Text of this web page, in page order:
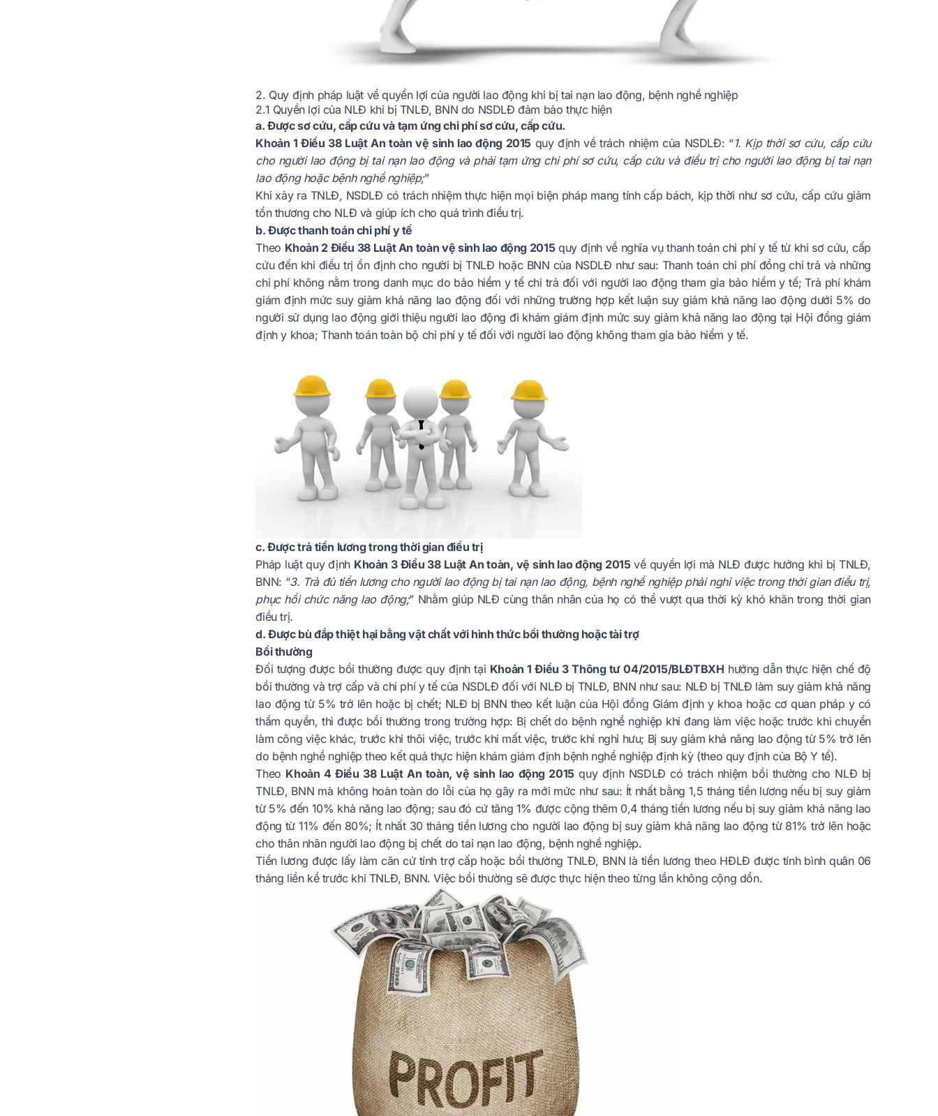
2. Quy định pháp luật về quyền lợi của người lao động khi bị tai nạn lao động, bệnh nghề nghiệp
2.1 Quyền lợi của NLĐ khi bị TNLĐ, BNN do NSDLĐ đảm bảo thực hiện
a. Được sơ cứu, cấp cứu và tạm ứng chi phí sơ cứu, cấp cứu.
Khoản 1 Điều 38 Luật An toàn vệ sinh lao động 2015quy định về trách nhiệm của NSDLĐ: “1. Kịp thời sơ cứu, cấp cứu
cho người lao động bị tai nạn lao động và phải tạm ứng chi phí sơ cứu, cấp cứu và điều trị cho người lao động bị tai nạn
lao động hoặc bệnh nghề nghiệp;”
Khi xảy ra TNLĐ, NSDLĐ có trách nhiệm thực hiện mọi biện pháp mang tính cấp bách, kịp thời như sơ cứu, cấp cứu giảm
tổn thương cho NLĐ và giúp ích cho quá trình điều trị.
b. Được thanh toán chi phí y tế
Theo Khoản 2 Điều 38 Luật An toàn vệ sinh lao động 2015quy định về nghĩa vụ thanh toán chi phí y tế từ khi sơ cứu, cấp
cứu đến khi điều trị ổn định cho người bị TNLĐ hoặc BNN của NSDLĐ như sau: Thanh toán chi phí đồng chi trả và những
chi phí không nằm trong danh mục do bảo hiểm y tế chi trả đối với người lao động tham gia bảo hiểm y tế; Trả phí khám
giám định mức suy giảm khả năng lao động đối với những trường hợp kết luận suy giảm khả năng lao động dưới 5% do
người sử dụng lao động giới thiệu người lao động đi khám giám định mức suy giảm khả năng lao động tại Hội đồng giám
định y khoa; Thanh toán toàn bộ chi phí y tế đối với người lao động không tham gia bảo hiểm y tế.
c. Được trả tiền lương trong thời gian điều trị
Pháp luật quy định Khoản 3 Điều 38 Luật An toàn, vệ sinh lao động 2015về quyền lợi mà NLĐ được hưởng khi bị TNLĐ,
BNN: “3. Trả đủ tiền lương cho người lao động bị tai nạn lao động, bệnh nghề nghiệp phải nghỉ việc trong thời gian điều trị,
phục hồi chức năng lao động;” Nhằm giúp NLĐ cùng thân nhân của họ có thể vượt qua thời kỳ khó khăn trong thời gian
điều trị.
d. Được bù đắp thiệt hại bằng vật chất với hình thức bồi thường hoặc tài trợ
Bồi thường
Đối tượng được bồi thường được quy định tại Khoản 1 Điều 3 Thông tư 04/2015/BLĐTBXH hướng dẫn thực hiện chế độ
bồi thường và trợ cấp và chi phí y tế của NSDLĐ đối với NLĐ bị TNLĐ, BNN như sau: NLĐ bị TNLĐ làm suy giảm khả năng
lao động từ 5% trở lên hoặc bị chết; NLĐ bị BNN theo kết luận của Hội đồng Giám định y khoa hoặc cơ quan pháp y có
thẩm quyền, thì được bồi thường trong trường hợp: Bị chết do bệnh nghề nghiệp khi đang làm việc hoặc trước khi chuyển
làm công việc khác, trước khi thôi việc, trước khi mất việc, trước khi nghỉ hưu; Bị suy giảm khả năng lao động từ 5% trở lên
do bệnh nghề nghiệp theo kết quả thực hiện khám giám định bệnh nghề nghiệp định kỳ (theo quy định của Bộ Y tế).
Theo Khoản 4 Điều 38 Luật An toàn, vệ sinh lao động 2015quy định NSDLĐ có trách nhiệm bồi thường cho NLĐ bị
TNLĐ, BNN mà không hoàn toàn do lỗi của họ gây ra mới mức như sau: Ít nhất bằng 1,5 tháng tiền lương nếu bị suy giảm
từ 5% đến 10% khả năng lao động; sau đó cứ tăng 1% được cộng thêm 0,4 tháng tiền lương nếu bị suy giảm khả năng lao
động từ 11% đến 80%; Ít nhất 30 tháng tiền lương cho người lao động bị suy giảm khả năng lao động từ 81% trở lên hoặc
cho thân nhân người lao động bị chết do tai nạn lao động, bệnh nghề nghiệp.
Tiền lương được lấy làm căn cứ tính trợ cấp hoặc bồi thường TNLĐ, BNN là tiền lương theo HĐLĐ được tính bình quân 06
tháng liền kề trước khi TNLĐ, BNN. Việc bồi thường sẽ được thực hiện theo từng lần không cộng dồn.